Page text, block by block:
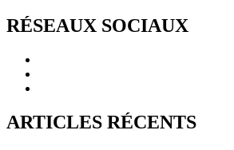
RÉSEAUX SOCIAUX
ARTICLES RÉCENTS